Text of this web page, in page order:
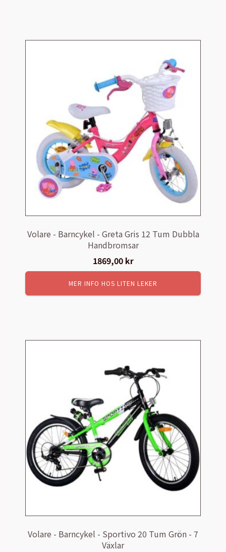
Volare - Barncykel - Greta Gris 12 Tum Dubbla
Handbromsar
1869,00 kr
MER INFO HOS LITEN LEKER
Volare - Barncykel - Sportivo 20 Tum Grön - 7
Växlar